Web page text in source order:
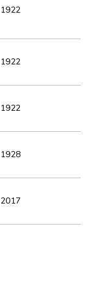
1922
1922
1922
1928
2017